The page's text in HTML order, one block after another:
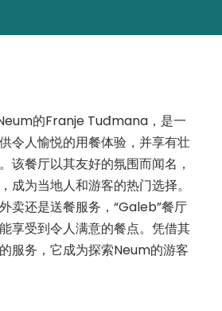
的Franje Tuđmana，是一
令人愉悦的用餐体验，并享有壮
该餐厅以其友好的氛围而闻名，
成为当地人和游客的热门选择。
卖还是送餐服务，“Galeb”餐厅
享受到令人满意的餐点。凭借其
服务，它成为探索Neum的游客